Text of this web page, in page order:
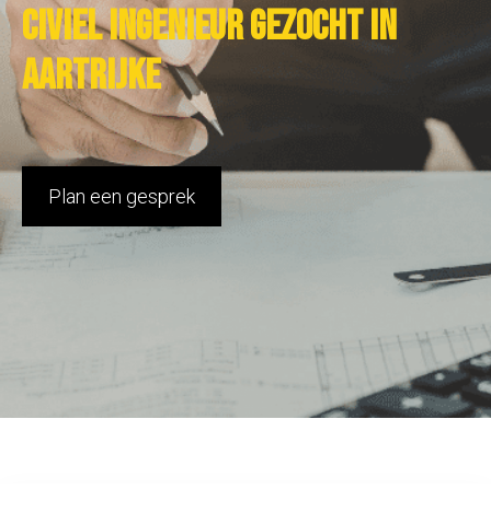
Civiel ingenieur gezocht in
Aartrijke
Plan een gesprek